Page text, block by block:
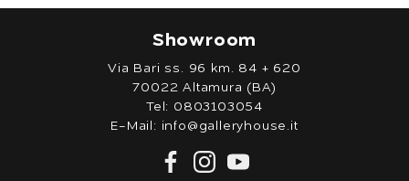
Showroom
Via Bari ss. 96 km. 84 + 620
70022 Altamura (BA)
Tel: 0803103054
E-Mail: info@galleryhouse.it